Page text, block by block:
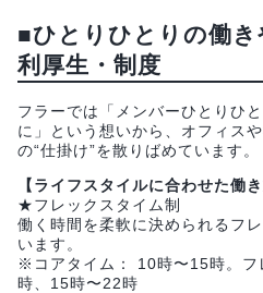
■ひとりひとりの働
利厚生・制度
フラーでは「メンバーひとりひ
に」という想いから、オフィス
の“仕掛け”を散りばめています。
【ライフスタイルに合わせた働き
★フレックスタイム制
働く時間を柔軟に決められるフ
います。
※コアタイム： 10時〜15時。フ
時、15時〜22時